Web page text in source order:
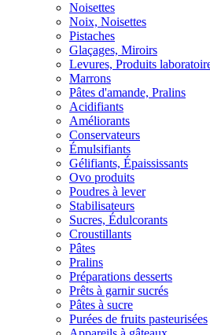
Noisettes
Noix, Noisettes
Pistaches
Glaçages, Miroirs
Levures, Produits
Marrons
Pâtes d'amande, Pralins
Acidifiants
Améliorants
Conservateurs
Émulsifiants
Gélifiants, Épaississants
Ovo produits
Poudres à lever
Stabilisateurs
Sucres, Édulcorants
Croustillants
Pâtes
Pralins
Préparations desserts
Prêts à garnir sucrés
Pâtes à sucre
Purées de fruits pasteurisées